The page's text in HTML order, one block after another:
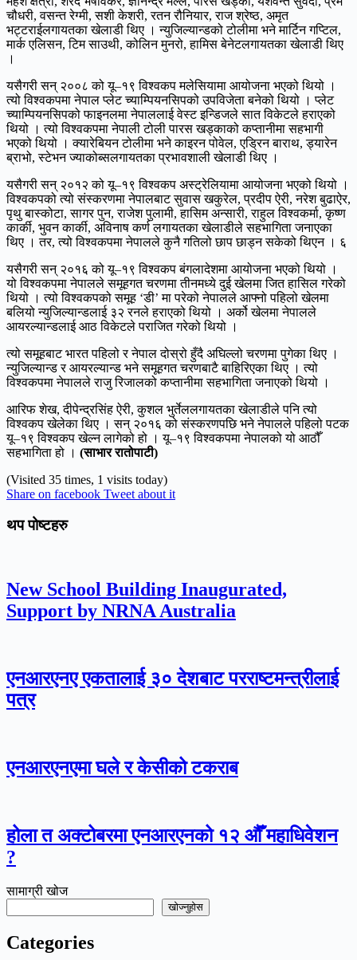
चौधरी, वसन्त रेग्मी, सशी केशरी, रतन रौनियार, राज श्रेष्ठ, अमृत
भट्टराईलगायतका खेलाडी थिए । न्युजिल्यान्डको टोलीमा भने मार्टिन गप्टिल,
मार्क एलिसन, टिम साउथी, कोलिन मुनरो, हामिस बेनेटलगायतका खेलाडी थिए
।
यसैगरी सन् २००८ को यू–१९ विश्वकप मलेसियामा आयोजना भएको थियो ।
त्यो विश्वकपमा नेपाल प्लेट च्याम्पियनसिपको उपविजेता बनेको थियो । प्लेट
च्याम्पियनसिपको फाइनलमा नेपाललाई वेस्ट इन्डिजले सात विकेटले हराएको
थियो । त्यो विश्वकपमा नेपाली टोली पारस खड्काको कप्तानीमा सहभागी
भएको थियो । क्यारेबियन टोलीमा भने काइरन पोवेल, एड्रिन बाराथ, ड्यारेन
ब्राभो, स्टेभन ज्याकोब्सलगायतका प्रभावशाली खेलाडी थिए ।
यसैगरी सन् २०१२ को यू–१९ विश्वकप अस्ट्रेलियामा आयोजना भएको थियो ।
विश्वकपको त्यो संस्करणमा नेपालबाट सुवास खकुरेल, प्रदीप ऐरी, नरेश बुढाऐर,
पृथु बास्कोटा, सागर पुन, राजेश पुलामी, हासिम अन्सारी, राहुल विश्वकर्मा, कृष्ण
कार्की, भुवन कार्की, अविनाष कर्ण लगायतका खेलाडीले सहभागिता जनाएका
थिए । तर, त्यो विश्वकपमा नेपालले कुनै गतिलो छाप छाड्न सकेको थिएन । ६
यसैगरी सन् २०१६ को यू–१९ विश्वकप बंगलादेशमा आयोजना भएको थियो ।
यो विश्वकपमा नेपालले समूहगत चरणमा तीनमध्ये दुई खेलमा जित हासिल गरेको
थियो । त्यो विश्वकपको समूह ‘डी’ मा परेको नेपालले आफ्नो पहिलो खेलमा
बलियो न्युजिल्यान्डलाई ३२ रनले हराएको थियो । अर्को खेलमा नेपालले
आयरल्यान्डलाई आठ विकेटले पराजित गरेको थियो ।
त्यो समूहबाट भारत पहिलो र नेपाल दोस्रो हुँदै अघिल्लो चरणमा पुगेका थिए ।
न्युजिल्यान्ड र आयरल्यान्ड भने समूहगत चरणबाटै बाहिरिएका थिए । त्यो
विश्वकपमा नेपालले राजु रिजालको कप्तानीमा सहभागिता जनाएको थियो ।
आरिफ शेख, दीपेन्द्रसिंह ऐरी, कुशल भुर्तेललगायतका खेलाडीले पनि त्यो
विश्वकप खेलेका थिए । सन् २०१६ को संस्करणपछि भने नेपालले पहिलो पटक
यू–१९ विश्वकप खेल्न लागेको हो । यू–१९ विश्वकपमा नेपालको यो आठौँ
सहभागिता हो । (साभार रातोपाटी)
(Visited 35 times, 1 visits today)
Share on facebook Tweet about it
थप पोष्टहरु
New School Building Inaugurated,
Support by NRNA Australia
एनआरएनए एकतालाई ३० देशबाट परराष्टमन्त्रीलाई
पत्र
एनआरएनएमा घले र केसीको टकराब
होला त अक्टोबरमा एनआरएनको १२ औँ महाधिवेशन
?
सामाग्री खोज
खोज्नुहोस
Categories